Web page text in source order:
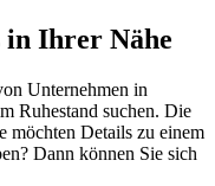
in Ihrer Nähe
Unternehmen in
Ruhestand suchen. Die
möchten Details zu einem
Dann können Sie sich